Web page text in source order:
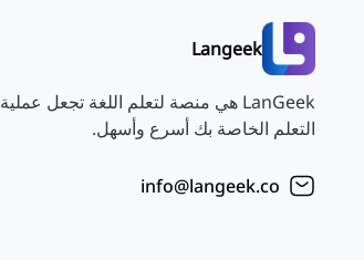
Langeek
LanGeek هي منصة لتعلم اللغة تجعل عملية
التعلم الخاصة بك أسرع وأسهل.
info@langeek.co